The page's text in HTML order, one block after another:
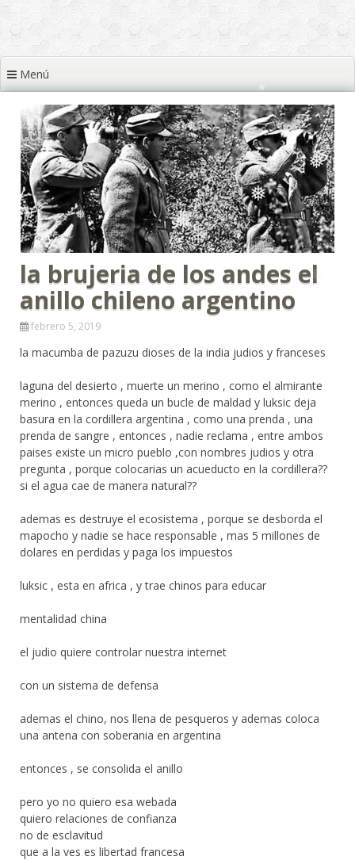
❅ ❅
❅ ❅
❅
❅
❅
❅
❅
Menú
la brujeria de los andes el
anillo chileno argentino
febrero 5, 2019
la macumba de pazuzu dioses de la india judios y franceses
laguna del desierto , muerte un merino , como el almirante
merino , entonces queda un bucle de maldad y luksic deja
basura en la cordillera argentina , como una prenda , una
prenda de sangre , entonces , nadie reclama , entre ambos
paises existe un micro pueblo ,con nombres judios y otra
pregunta , porque colocarias un acueducto en la cordillera??
si el agua cae de manera natural??
ademas es destruye el ecosistema , porque se desborda el
mapocho y nadie se hace responsable , mas 5 millones de
dolares en perdidas y paga los impuestos
luksic , esta en africa , y trae chinos para educar
mentalidad china
el judio quiere controlar nuestra internet
con un sistema de defensa
ademas el chino, nos llena de pesqueros y ademas coloca
una antena con soberania en argentina
entonces , se consolida el anillo
pero yo no quiero esa webada
quiero relaciones de confianza
no de esclavitud
que a la ves es libertad francesa